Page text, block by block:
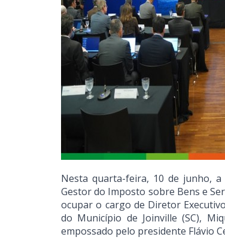
Nesta quarta-feira, 10 de junho,
Gestor do Imposto sobre Bens e
ocupar o cargo de Diretor
do Município de Joinville (SC),
empossado pelo presidente Flávio